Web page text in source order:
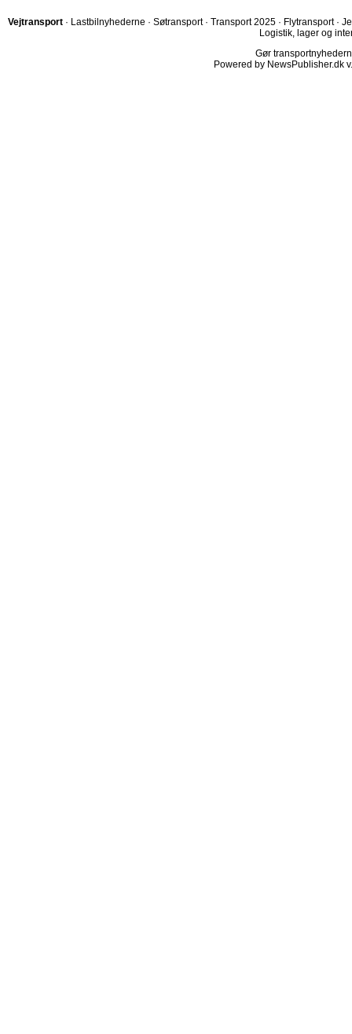
Vejtransport · Lastbilnyhederne · Søtransport · Transport 2025 · Flytransport ·
Logistik, lager og
Gør
Powered by NewsPublisher.dk